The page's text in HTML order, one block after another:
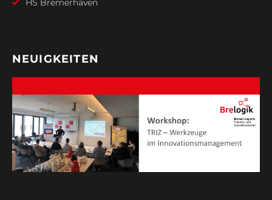
HS Bremerhaven
NEUIGKEITEN